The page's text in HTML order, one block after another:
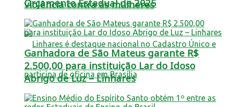
violência contra as mulheres
Orçamento Estadual de 2025
Ganhadora de São Mateus garante R$
2.500,00 para instituição Lar do Idoso
Abrigo de Luz – Linhares